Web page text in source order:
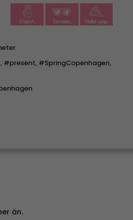
, #present, #SpringCopenhagen,
än.